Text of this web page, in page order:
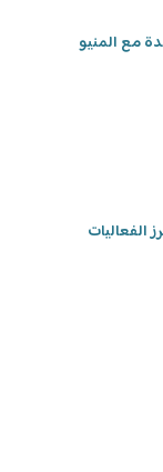
مع المنيو
الفعاليات